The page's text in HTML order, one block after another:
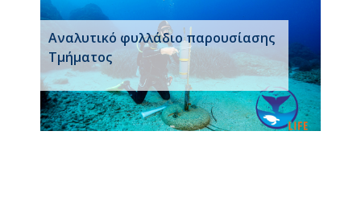
Αναλυτικό φυλλάδιο παρουσίασης
Τμήματος